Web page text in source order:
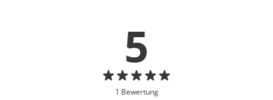
5
1 Bewertung